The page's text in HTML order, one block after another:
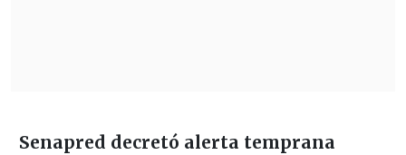
Senapred decretó alerta temprana